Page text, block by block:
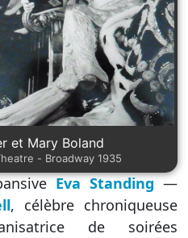
et Mary Boland
- Broadway 1935
Eva Standing—
, célèbre chroniqueuse
de soirées